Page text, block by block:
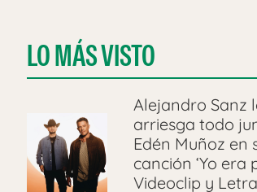
LO MÁS VISTO
Alejandro Sanz
arriesga todo
Edén Muñoz en
canción ‘Yo era
Videoclip y Letra